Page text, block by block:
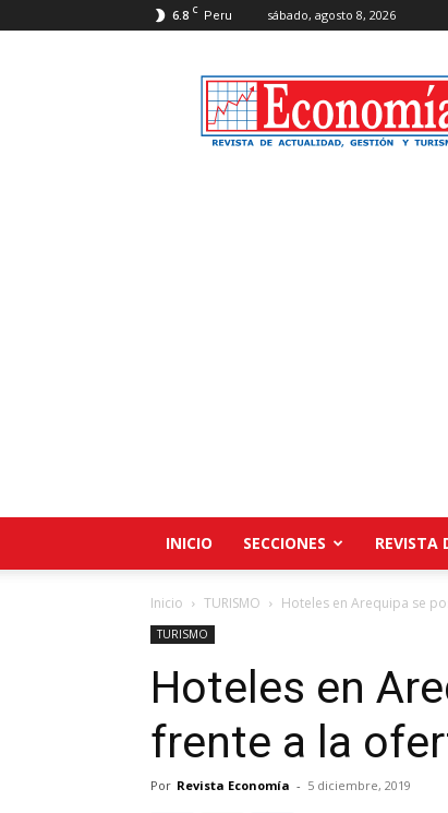
6.8 C Peru sábado, agosto 8, 2026
Revista
Economía
INICIO SECCIONES REVISTA
Inicio TURISMO Hoteles en Arequipa se
TURISMO
Hoteles en
frente a la
Por Revista Economía - 5 diciembre, 2019